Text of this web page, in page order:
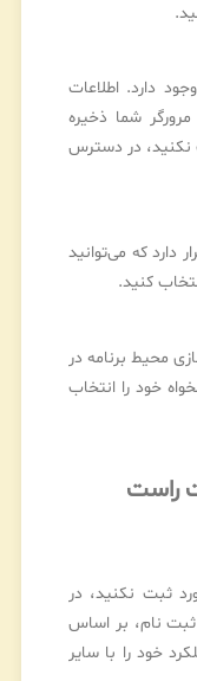
تا ۱۰,۰۰۰ کاراکتر وجود دارد. اطلاعات
شما ذخیره
نکنید، در دسترس
دارد که می‌توانید
کنید.
محیط برنامه در
خود را انتخاب
راست
ثبت نکنید، در
نام، بر اساس
خود را با سایر